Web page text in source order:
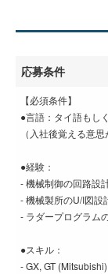
応募条件
【必須条件】
●言語：タイ語もし
（入社後覚える意
●経験：
- 機械制御の回路設
- 機械製所のU/I図設
- ラダープログラム
●スキル：
- GX, GT (Mitsubishi)